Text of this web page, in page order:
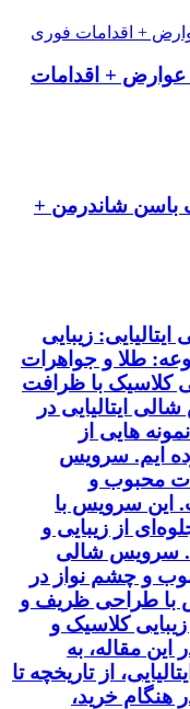
عوارض + اقدامات
باسن شاندرمن +
زیبایی
طلا و جواهرات
کلاسیک با ظرافت
ایتالیایی در
هایی از
ایم. سرویس
محبوب و
این سرویس با
از زیبایی و
سرویس شالی
و چشم نواز در
با طراحی ظریف و
کلاسیک و
مقاله، به
از تاریخچه تا
هنگام خرید،